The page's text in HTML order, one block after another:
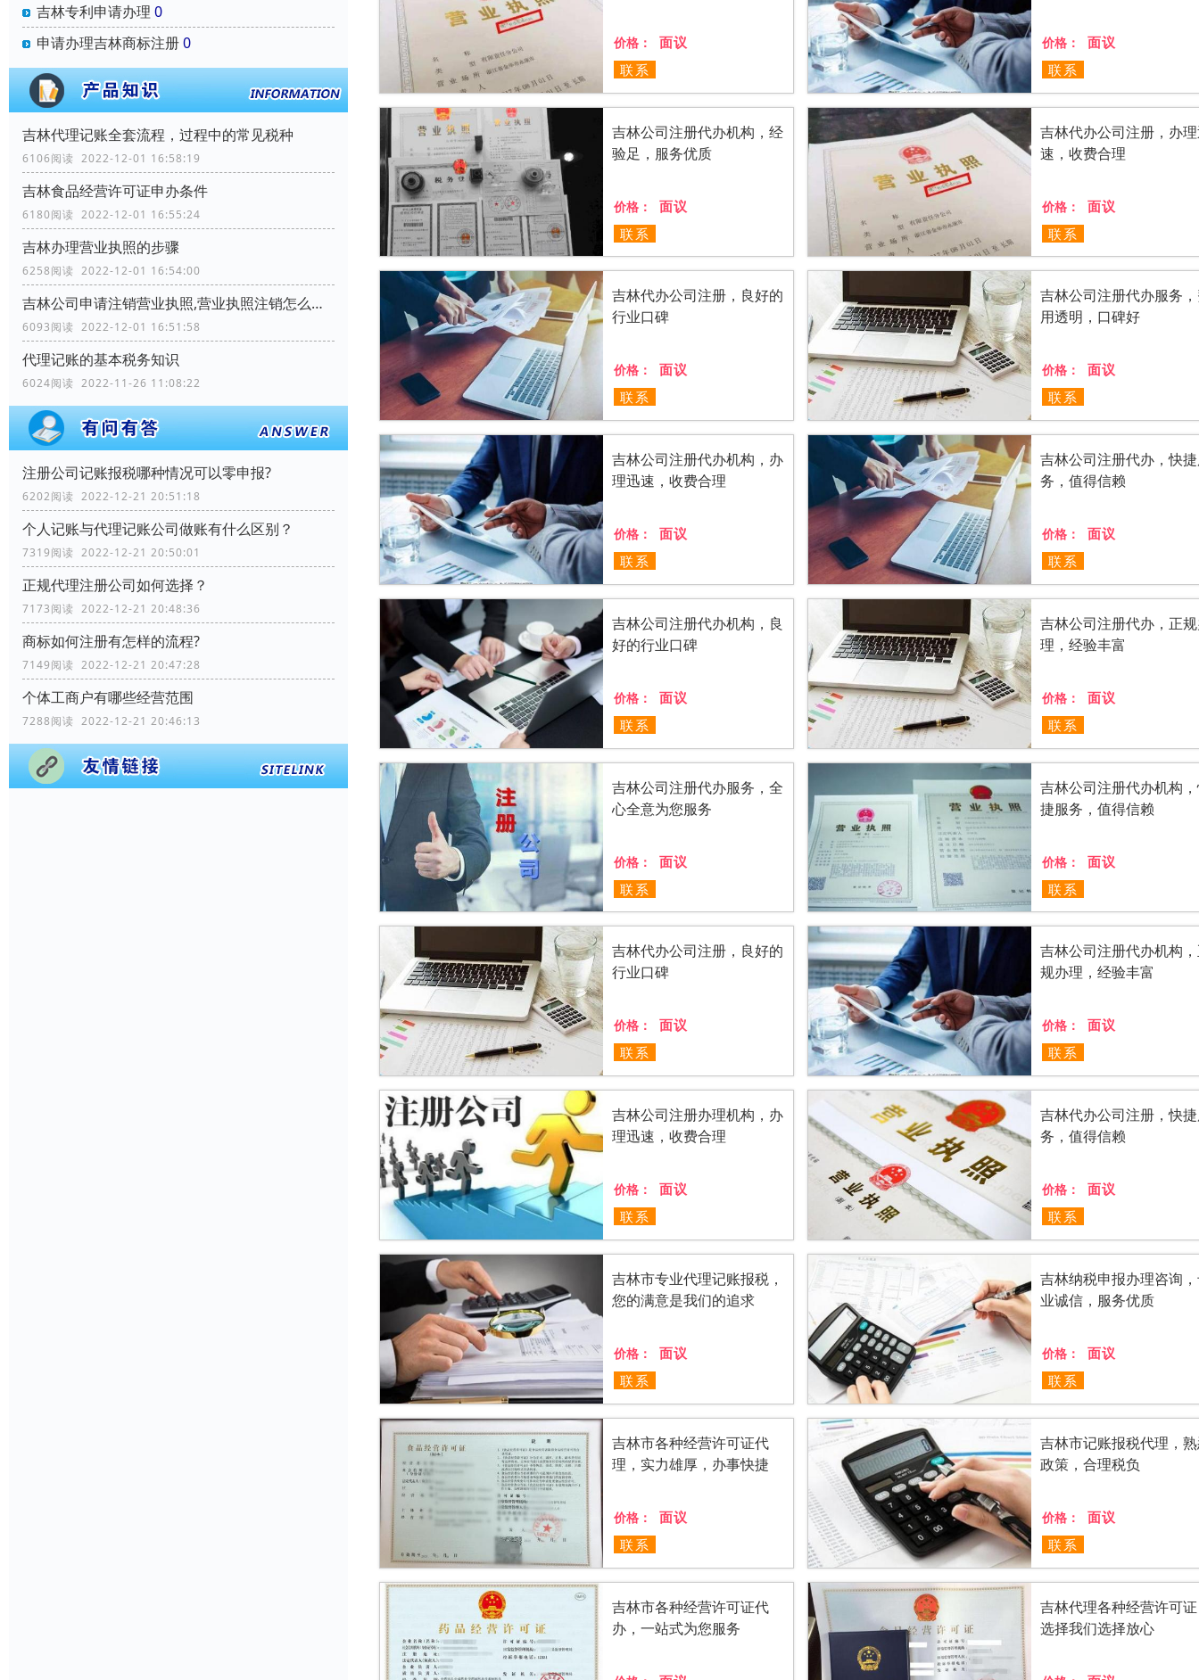
吉林专利申请办理 0
申请办理吉林商标注册0
吉林代理记账全套流程，过程中的常见税种
6106阅读 2022-12-01 16:58:19
吉林食品经营许可证申办条件
6180阅读 2022-12-01 16:55:24
吉林办理营业执照的步骤
6258阅读 2022-12-01 16:54:00
吉林公司申请注销营业执照,营业执照注销怎么办理
6093阅读 2022-12-01 16:51:58
代理记账的基本税务知识
6024阅读 2022-11-26 11:08:22
注册公司记账报税哪种情况可以零申报?
6202阅读 2022-12-21 20:51:18
个人记账与代理记账公司做账有什么区别？
7319阅读 2022-12-21 20:50:01
正规代理注册公司如何选择？
7173阅读 2022-12-21 20:48:36
商标如何注册有怎样的流程?
7149阅读 2022-12-21 20:47:28
个体工商户有哪些经营范围
7288阅读 2022-12-21 20:46:13
价格：
面议
联系
价格：
面议
联系
吉林公司注册代办机构，经
验足，服务优质
价格：
面议
联系
吉林代办公司注册，办
速，收费合理
价格：
面议
联系
吉林代办公司注册，良好的
行业口碑
价格：
面议
联系
吉林公司注册代办服务
用透明，口碑好
价格：
面议
联系
吉林公司注册代办机构，办
理迅速，收费合理
价格：
面议
联系
吉林公司注册代办，快
务，值得信赖
价格：
面议
联系
吉林公司注册代办机构，良
好的行业口碑
价格：
面议
联系
吉林公司注册代办，正
理，经验丰富
价格：
面议
联系
吉林公司注册代办服务，全
心全意为您服务
价格：
面议
联系
吉林公司注册代办机构
捷服务，值得信赖
价格：
面议
联系
吉林代办公司注册，良好的
行业口碑
价格：
面议
联系
吉林公司注册代办机构
规办理，经验丰富
价格：
面议
联系
吉林公司注册办理机构，办
理迅速，收费合理
价格：
面议
联系
吉林代办公司注册，快
务，值得信赖
价格：
面议
联系
吉林市专业代理记账报税，
您的满意是我们的追求
价格：
面议
联系
吉林纳税申报办理咨询
业诚信，服务优质
价格：
面议
联系
吉林市各种经营许可证代
理，实力雄厚，办事快捷
价格：
面议
联系
吉林市记账报税代理，
政策，合理税负
价格：
面议
联系
吉林市各种经营许可证代
办，一站式为您服务
吉林代理各种经营许可
选择我们选择放心